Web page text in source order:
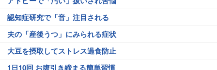
認知症研究で「音」注目される
夫の「産後うつ」にみられる症状
大豆を摂取してストレス過食防止
1日10回 お腹引き締まる簡単習慣